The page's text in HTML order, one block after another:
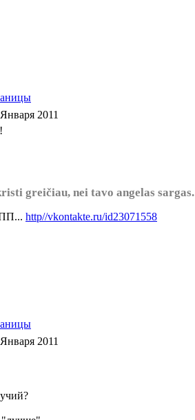
2011
greičiau, nei tavo angelas sargas.
http//vkontakte.ru/id23071558
2011